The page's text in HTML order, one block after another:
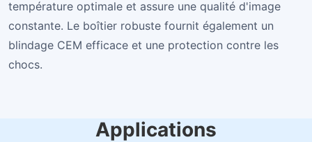
température optimale et assure une qualité d'image
constante. Le boîtier robuste fournit également un
blindage CEM efficace et une protection contre les
chocs.
Applications